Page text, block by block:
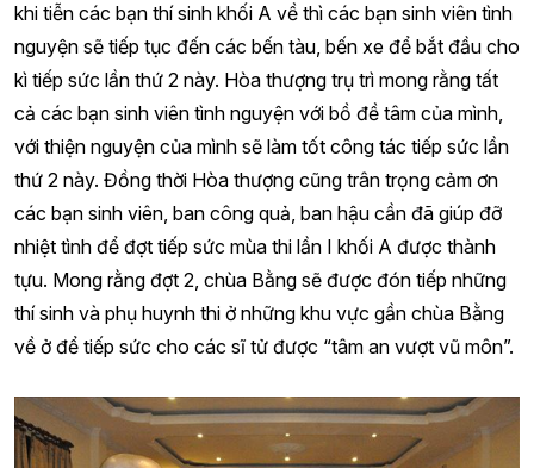
khi tiễn các bạn thí sinh khối A về thì các bạn sinh viên tình
nguyện sẽ tiếp tục đến các bến tàu, bến xe để bắt đầu cho
kì tiếp sức lần thứ 2 này. Hòa thượng trụ trì mong rằng tất
cả các bạn sinh viên tình nguyện với bồ đề tâm của mình,
với thiện nguyện của mình sẽ làm tốt công tác tiếp sức lần
thứ 2 này. Đồng thời Hòa thượng cũng trân trọng cảm ơn
các bạn sinh viên, ban công quả, ban hậu cần đã giúp đỡ
nhiệt tình để đợt tiếp sức mùa thi lần I khối A được thành
tựu. Mong rằng đợt 2, chùa Bằng sẽ được đón tiếp những
thí sinh và phụ huynh thi ở những khu vực gần chùa Bằng
về ở để tiếp sức cho các sĩ tử được “tâm an vượt vũ môn”.